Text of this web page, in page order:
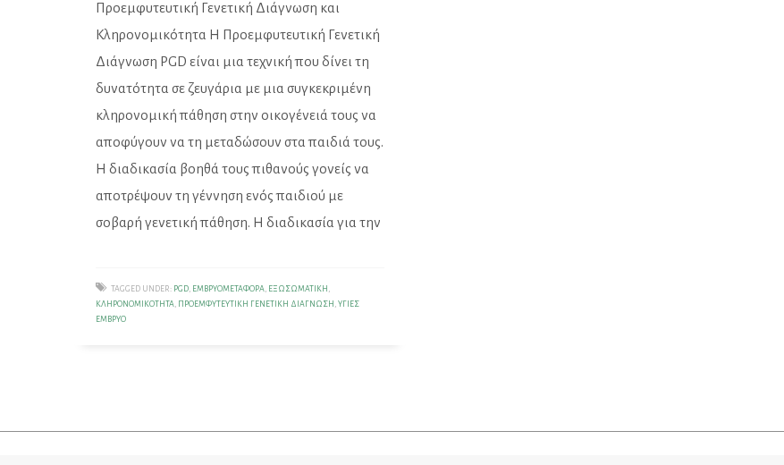
Προεμφυτευτική Γενετική Διάγνωση και
Κληρονομικότητα Η Προεμφυτευτική Γενετική
Διάγνωση PGD είναι μια τεχνική που δίνει τη
δυνατότητα σε ζευγάρια με μια συγκεκριμένη
κληρονομική πάθηση στην οικογένειά τους να
αποφύγουν να τη μεταδώσουν στα παιδιά τους.
Η διαδικασία βοηθά τους πιθανούς γονείς να
αποτρέψουν τη γέννηση ενός παιδιού με
σοβαρή γενετική πάθηση. Η διαδικασία για την
TAGGED UNDER: PGD ΕΜΒΡΥΟΜΕΤΑΦΟΡΆ ΕΞΩΣΩΜΑΤΙΚΉ
ΚΛΗΡΟΝΟΜΙΚΌΤΗΤΑ
ΠΡΟΕΜΦΥΤΕΥΤΙΚΉ ΓΕΝΕΤΙΚΉ ΔΙΆΓΝΩΣΗ ,ΥΓΙΈΣ
ΈΜΒΡΥΟ